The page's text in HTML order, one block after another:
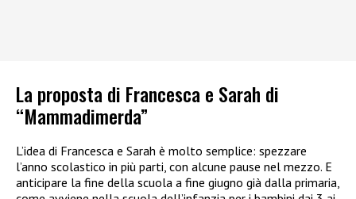
La proposta di Francesca e Sarah di
“Mammadimerda”
L’idea di Francesca e Sarah è molto semplice: spezzare
l’anno scolastico in più parti, con alcune pause nel mezzo. E
anticipare la fine della scuola a fine giugno già dalla primaria,